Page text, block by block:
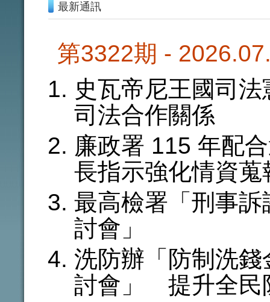
最新通訊
第3322期 -
史瓦帝尼王國司
司法合作關係
廉政署 115 年配
長指示強化情資
最高檢署「刑事
討會」
洗防辦「防制洗
討會」 提升全民